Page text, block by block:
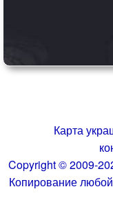
Карта
Copyright © 2009-
Копирование